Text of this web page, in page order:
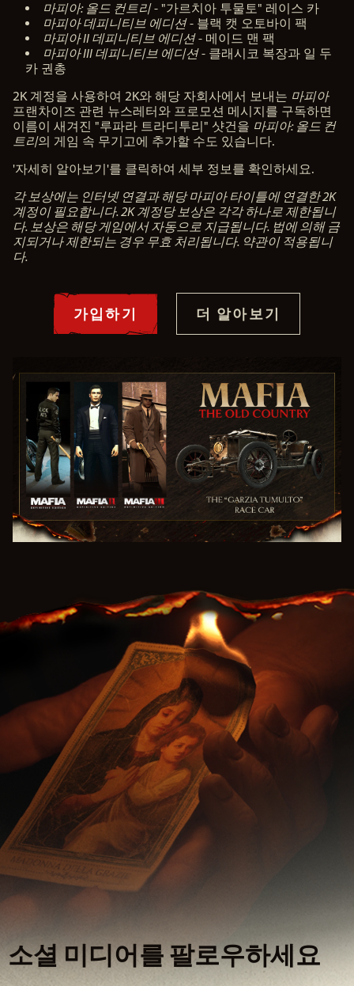
되
며,
데
이
터
가
Go
ogl
e 서
버
로
전
송
됩
니
다.
마피아: 올드 컨트리- "가르치아 투물토" 레이스 카
마피아 데피니티브 에디션- 블랙 캣 오토바이 팩
마피아 II 데피니티브 에디션- 메이드 맨 팩
마피아 III 데피니티브 에디션- 클래시코 복장과 일 두
카 권총
2K 계정을 사용하여 2K와 해당 자회사에서 보내는 마피아
프랜차이즈 관련 뉴스레터와 프로모션 메시지를 구독하면
이름이 새겨진 "루파라 트라디투리" 샷건을 마피아: 올드 컨
트리의 게임 속 무기고에 추가할 수도 있습니다.
'자세히 알아보기'를 클릭하여 세부 정보를 확인하세요.
각 보상에는 인터넷 연결과 해당 마피아 타이틀에 연결한 2K
계정이 필요합니다. 2K 계정당 보상은 각각 하나로 제한됩니
다. 보상은 해당 게임에서 자동으로 지급됩니다. 법에 의해 금
지되거나 제한되는 경우 무효 처리됩니다. 약관이 적용됩니
다.
가입하기 더 알아보기
소셜 미디어를 팔로우하세요